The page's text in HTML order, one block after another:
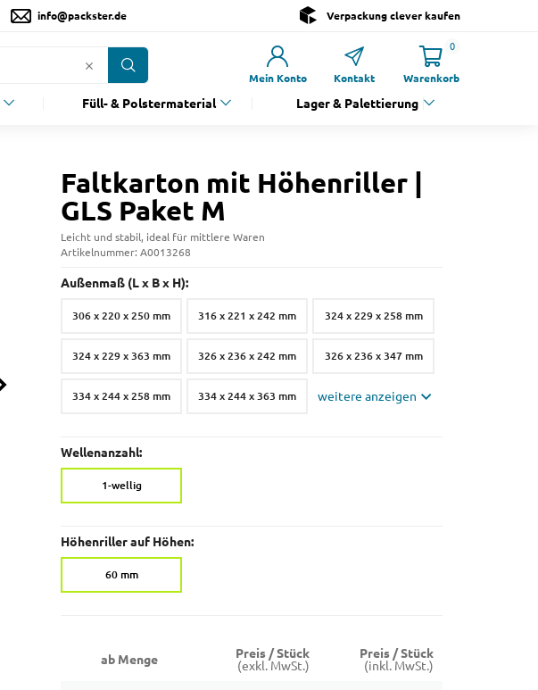
info@packster.de Verpackung clever kaufen
Mein Konto Kontakt
0
Warenkorb
Füll- & Polstermaterial Lager & Palettierung
Faltkarton mit Höhenriller |
GLS Paket M
Leicht und stabil, ideal für mittlere Waren
Artikelnummer: A0013268
Außenmaß (L x B x H):
306 x 220 x 250 mm 316 x 221 x 242 mm 324 x 229 x 258 mm
324 x 229 x 363 mm 326 x 236 x 242 mm 326 x 236 x 347 mm
334 x 244 x 258 mm 334 x 244 x 363 mm weitere anzeigen
Wellenanzahl:
1-wellig
Höhenriller auf Höhen:
60 mm
ab Menge
Preis / Stück
(exkl. MwSt.)
Preis / Stück
(inkl. MwSt.)